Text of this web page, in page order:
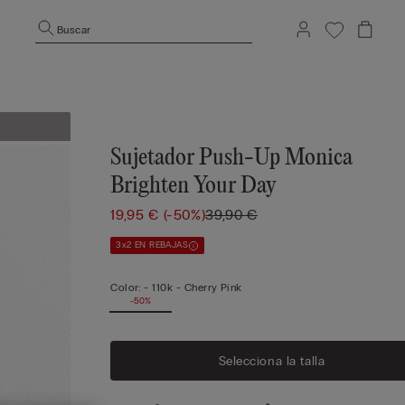
Buscar
Sujetador Push-Up Monica
Brighten Your Day
19,95 € (-50%)39,90 €
3x2 EN REBAJAS
Color: -110k - Cherry Pink
-50%
Selecciona la talla